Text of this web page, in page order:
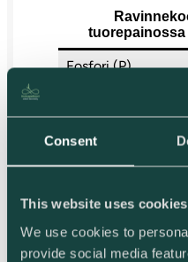
Consent
This website uses cookies
We use cookies to
provide social media
Fosfori (P)
Kalsium (Ca)
Rikki (S)
Magnesium (Mg)